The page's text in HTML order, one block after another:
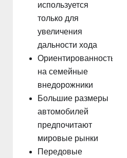
используется
только для
увеличения
дальности хода
Ориентированность
на семейные
внедорожники
Большие размеры
автомобилей
предпочитают
мировые рынки
Передовые